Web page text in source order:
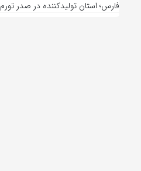
فارس؛ استان تولیدکننده در صدر تورم